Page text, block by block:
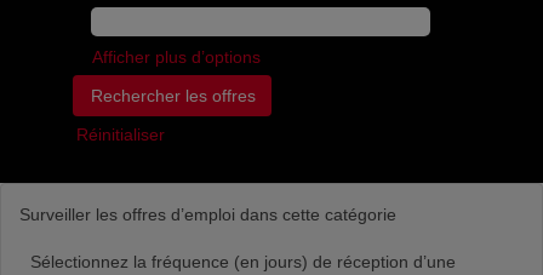
Afficher plus d’options
Réinitialiser
Surveiller les offres d’emploi dans cette catégorie
Sélectionnez la fréquence (en jours) de réception d’une